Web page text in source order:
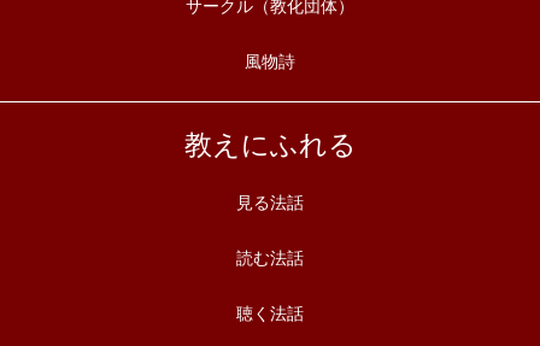
サークル（教化団体）
風物詩
教えにふれる
見る法話
読む法話
聴く法話